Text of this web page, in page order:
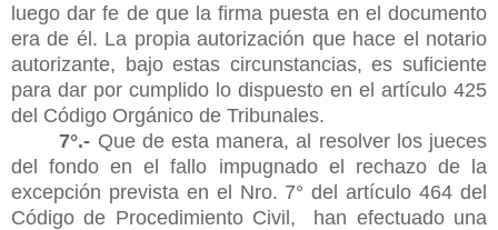
luego dar fe de que la firma puesta en el documento
era de él. La propia autorización que hace el notario
autorizante, bajo estas circunstancias, es suficiente
para dar por cumplido lo dispuesto en el artículo 425
del Código Orgánico de Tribunales.
7°.- Que de esta manera, al resolver los jueces
del fondo en el fallo impugnado el rechazo de la
excepción prevista en el Nro. 7° del artículo 464 del
Código de Procedimiento Civil, han efectuado una